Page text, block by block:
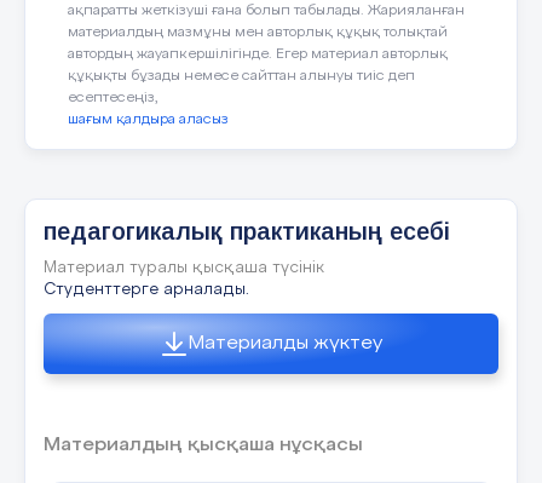
ақпаратты жеткізуші ғана болып табылады. Жарияланған
материалдың мазмұны мен авторлық құқық толықтай
автордың жауапкершілігінде. Егер материал авторлық
құқықты бұзады немесе сайттан алынуы тиіс деп
есептесеңіз,
шағым қалдыра аласыз
педагогикалық практиканың есебі
Материал туралы қысқаша түсінік
Студенттерге арналады.
Материалды жүктеу
Материалдың қысқаша нұсқасы